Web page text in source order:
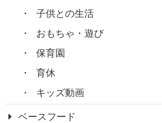
子供との生活
おもちゃ・遊び
保育園
育休
キッズ動画
ベースフード